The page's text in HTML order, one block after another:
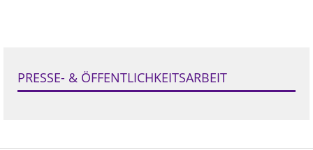
PRESSE- & ÖFFENTLICHKEITSARBEIT